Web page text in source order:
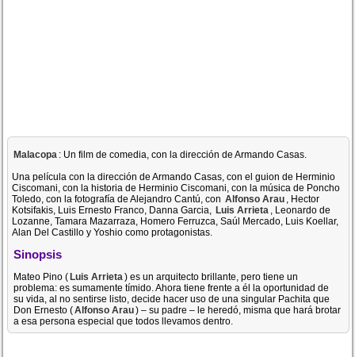
Malacopa : Un film de comedia, con la dirección de Armando Casas.
Una película con la dirección de Armando Casas, con el guion de Herminio
Ciscomani, con la historia de Herminio Ciscomani, con la música de Poncho
Toledo, con la fotografía de Alejandro Cantú, con Alfonso Arau , Hector
Kotsifakis, Luis Ernesto Franco, Danna Garcia, Luis Arrieta , Leonardo de
Lozanne, Tamara Mazarraza, Homero Ferruzca, Saúl Mercado, Luis Koellar,
Alan Del Castillo y Yoshio como protagonistas.
Sinopsis
Mateo Pino (Luis Arrieta) es un arquitecto brillante, pero tiene un
problema: es sumamente tímido. Ahora tiene frente a él la oportunidad de
su vida, al no sentirse listo, decide hacer uso de una singular Pachita que
Don Ernesto (Alfonso Arau) – su padre – le heredó, misma que hará brotar
a esa persona especial que todos llevamos dentro.